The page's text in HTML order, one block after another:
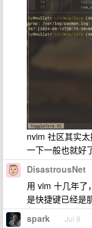
nvim 社区其实
一下一般也就好
DisastrousNet
用 vim 十几年了
是快捷键已经是
spark Jul 9